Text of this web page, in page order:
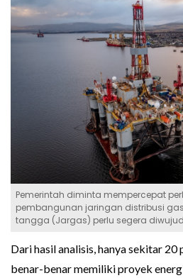
Pemerintah diminta mempercepat
pembangunan jaringan distribusi
tangga (Jargas) perlu segera
Dari hasil analisis, hanya sekitar 20
benar-benar memiliki proyek